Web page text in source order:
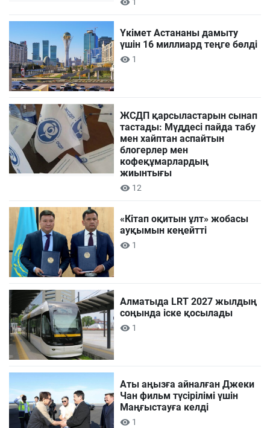
Үкімет Астананы дамыту
үшін 16 миллиард теңге бөлді
1
ЖСДП қарсыластарын сынап
тастады: Мүддесі пайда табу
мен хайптан аспайтын
блогерлер мен
кофеқұмарлардың
жиынтығы
12
«Кітап оқитын ұлт» жобасы
ауқымын кеңейтті
1
Алматыда LRT 2027 жылдың
соңында іске қосылады
1
Аты аңызға айналған Джеки
Чан фильм түсірілімі үшін
Маңғыстауға келді
1